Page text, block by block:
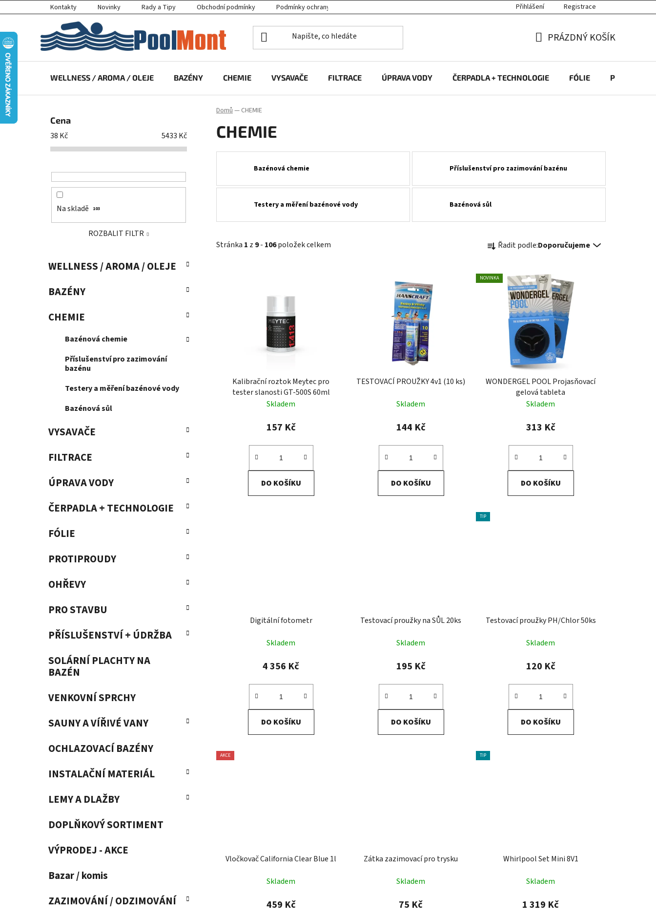
na
Kontakty Novinky Rady a Tipy Obchodní podmínky Podmínky ochrany osobních údajů Přihlášení Registrace
KOŠÍK
PRÁZDNÝ KOŠÍK
WELLNESS / AROMA / OLEJE BAZÉNY CHEMIE VYSAVAČE FILTRACE ÚPRAVA VODY ČERPADLA + TECHNOLOGIE FÓLIE
Cena
38 Kč 5433 Kč
Na skladě 103
ROZBALIT FILTR
kategorie
WELLNESS / AROMA / OLEJE
BAZÉNY
CHEMIE
Bazénová chemie
Příslušenství pro zazimování
bazénu
Testery a měření bazénové vody
Bazénová sůl
VYSAVAČE
FILTRACE
ÚPRAVA VODY
ČERPADLA + TECHNOLOGIE
FÓLIE
PROTIPROUDY
OHŘEVY
PRO STAVBU
PŘÍSLUŠENSTVÍ + ÚDRŽBA
SOLÁRNÍ PLACHTY NA
BAZÉN
VENKOVNÍ SPRCHY
SAUNY A VÍŘIVÉ VANY
OCHLAZOVACÍ BAZÉNY
INSTALAČNÍ MATERIÁL
LEMY A DLAŽBY
DOPLŇKOVÝ SORTIMENT
VÝPRODEJ - AKCE
Bazar / komis
ZAZIMOVÁNÍ / ODZIMOVÁNÍ
Domů— CHEMIE
CHEMIE
Bazénová chemie Příslušenství pro zazimování bazénu
Testery a měření bazénové vody Bazénová sůl
Stránka 1 z 9- 106položek celkem
a
e
k
Řadit podle:Doporučujeme
Kalibrační roztok Meytec pro
tester slanosti GT-500S 60ml
Skladem
157 Kč
DO KOŠÍKU
TESTOVACÍ PROUŽKY 4v1 (10 ks)
Skladem
144 Kč
DO KOŠÍKU
NOVINKA
WONDERGEL POOL Projasňovací
gelová tableta
Skladem
313 Kč
DO KOŠÍKU
Digitální fotometr
Skladem
4 356 Kč
DO KOŠÍKU
Testovací proužky na SŮL 20ks
Skladem
195 Kč
DO KOŠÍKU
TIP
Testovací proužky PH/Chlor 50ks
Skladem
120 Kč
DO KOŠÍKU
AKCE
Vločkovač California Clear Blue 1l
Skladem
459 Kč
Zátka zazimovací pro trysku
Skladem
75 Kč
TIP
Whirlpool Set Mini 8V1
Skladem
1 319 Kč